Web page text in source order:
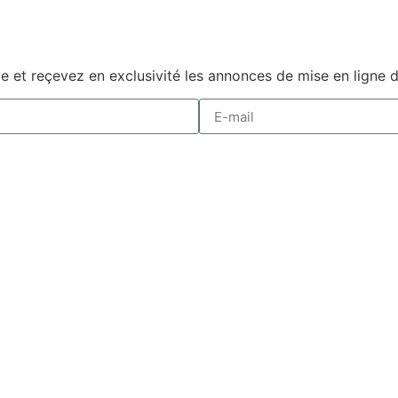
reçevez en exclusivité les annonces de mise en ligne